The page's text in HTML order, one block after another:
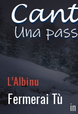
L’Albinu
Fermerai Tù in